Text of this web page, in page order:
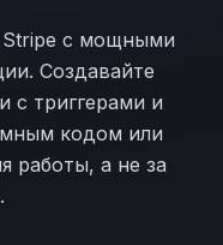
Stripe с мощными
Создавайте
с триггерами и
кодом или
работы, а не за